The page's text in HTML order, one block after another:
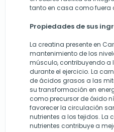
tanto en casa como fuera
Propiedades de sus
La creatina presente en
mantenimiento de los
músculo, contribuyendo a
durante el ejercicio. La
de ácidos grasos a las
su transformación en
como precursor de óxido
favorecer la circulación
nutrientes a los tejidos. La
nutrientes contribuye a